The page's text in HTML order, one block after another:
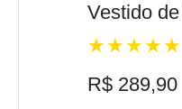
Vestido
R$ 289,90